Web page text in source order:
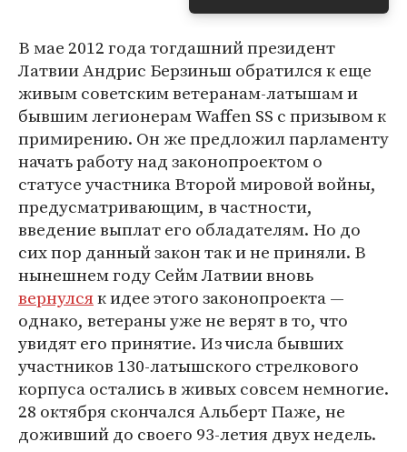
В мае 2012 года тогдашний президент
Латвии Андрис Берзиньш обратился к еще
живым советским ветеранам-латышам и
бывшим легионерам Waffen SS с призывом к
примирению. Он же предложил парламенту
начать работу над законопроектом о
статусе участника Второй мировой войны,
предусматривающим, в частности,
введение выплат его обладателям. Но до
сих пор данный закон так и не приняли. В
нынешнем году Сейм Латвии вновь
вернулсяк идее этого законопроекта —
однако, ветераны уже не верят в то, что
увидят его принятие. Из числа бывших
участников 130-латышского стрелкового
корпуса остались в живых совсем немногие.
28 октября скончался Альберт Паже, не
доживший до своего 93-летия двух недель.